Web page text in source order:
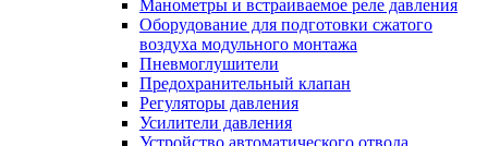
Манометры и встраиваемое реле давления
Оборудование для подготовки сжатого
воздуха модульного монтажа
Пневмоглушители
Предохранительный клапан
Регуляторы давления
Усилители давления
Устройство автоматического отвода